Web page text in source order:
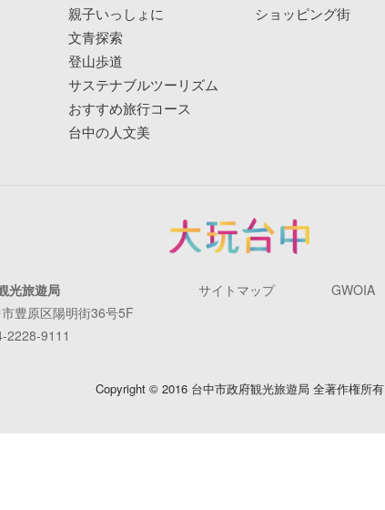
親子いっしょに
文青探索
登山歩道
サステナブルツーリズム
おすすめ旅行コース
台中の人文美
ショッピング街
光旅遊局
豊原区陽明街36号5F
2228-9111
サイトマップ GWOIA
Copyright © 2016 台中市政府観光旅遊局 全著作権所有